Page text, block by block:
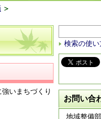
いまちづくり
検索の使い
お問い合
地域整備